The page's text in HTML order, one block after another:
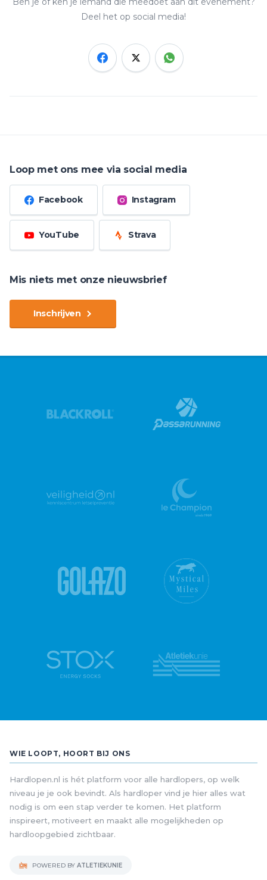
Deel het op social media!
Loop met ons mee via social media
Facebook Instagram
YouTube Strava
Mis niets met onze nieuwsbrief
Inschrijven
WIE LOOPT, HOORT BIJ ONS
Hardlopen.nl is hét platform voor alle hardlopers, op welk
niveau je je ook bevindt. Als hardloper vind je hier alles wat
nodig is om een stap verder te komen. Het platform
inspireert, motiveert en maakt alle mogelijkheden op
hardloopgebied zichtbaar.
POWERED BY ATLETIEKUNIE